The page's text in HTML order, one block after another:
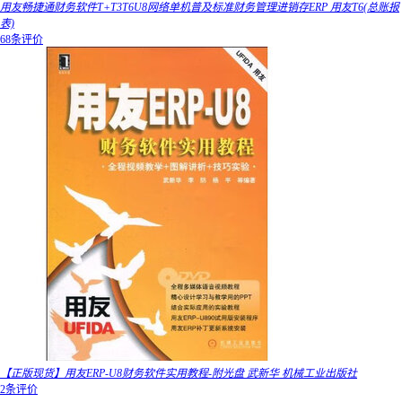
用友畅捷通财务软件T+T3T6U8网络单机普及标准财务管理进销存ERP 用友T6(总账报
表)
68条评价
【正版现货】用友ERP-U8财务软件实用教程-附光盘 武新华 机械工业出版社
2条评价